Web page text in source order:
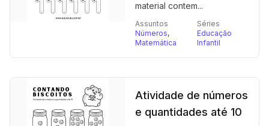
material contem...
Assuntos
Números,
Matemática
Séries
Educação
Infantil
Atividade de números
e quantidades até 10